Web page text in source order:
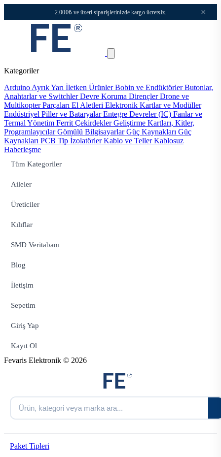
2.000₺ ve üzeri siparişlerinizde kargo ücretsiz. ×
Kategoriler
Arduino Ayrık Yarı İletken ÜrünlerBobin ve EndüktörlerButonlar,
Anahtarlar ve SwitchlerDevre Koruma DirençlerDrone ve
Multikopter Parçaları El Aletleri Elektronik Kartlar ve Modüller
Endüstriyel Piller ve BataryalarEntegre Devreler (IC) Fanlar ve
Termal Yönetim Ferrit ÇekirdeklerGeliştirme Kartları, Kitler,
ProgramlayıcılarGömülü BilgisayarlarGüç Kaynakları Güç
Kaynakları PCB Tip İzolatörlerKablo ve TellerKablosuz
Haberleşme
Tüm Kategoriler
Aileler
Üreticiler
Kılıflar
SMD Veritabanı
Blog
İletişim
Sepetim
Giriş Yap
Kayıt Ol
Fevaris Elektronik © 2026
Paket Tipleri